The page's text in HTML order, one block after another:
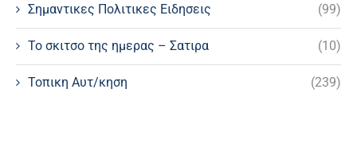
Σημαντικες Πολιτικες Ειδησεις (99)
Το σκιτσο της ημερας – Σατιρα (10)
Τοπικη Αυτ/κηση (239)